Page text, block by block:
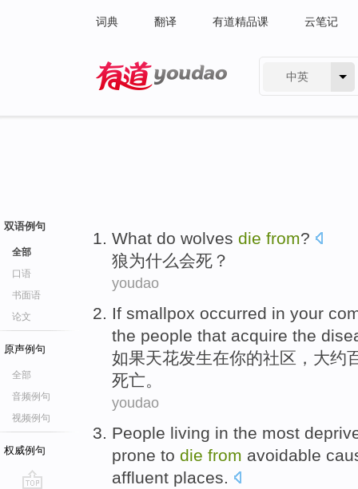
词典 翻译 有道精品课 云笔记
中英
双语例句
全部
口语
书面语
论文
原声例句
全部
音频例句
视频例句
权威例句
What do wolves die from?
狼为什么会死？
youdao
If smallpox occurred in your
the people that acquire the
如果天花发生在你的社区 ， 大约
死亡。
youdao
People living in the most
prone to die from avoidable
affluent places